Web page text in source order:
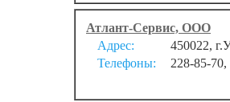
Атлант-Сервис, ООО
Адрес:
450022,
Телефоны:
228-85-